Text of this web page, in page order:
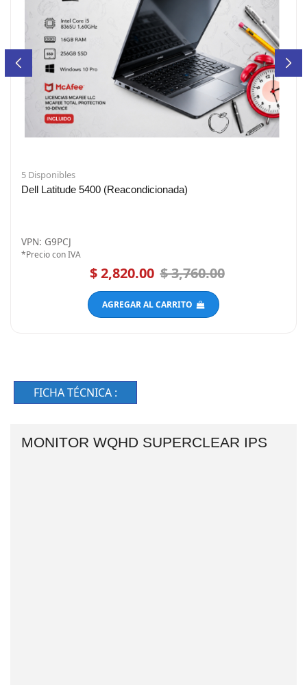
5 Disponibles
Dell Latitude 5400 (Reacondicionada)
VPN: G9PCJ
*Precio con IVA
$ 2,820.00 $ 3,760.00
AGREGAR AL CARRITO
FICHA TÉCNICA :
MONITOR WQHD SUPERCLEAR IPS